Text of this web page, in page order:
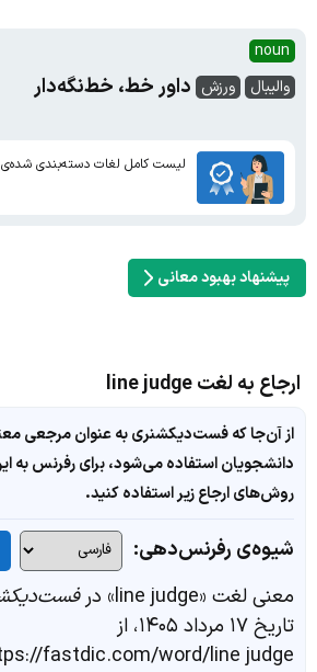
noun
والیبال
ورزش داور خط، خط‌نگه‌دار
لیست کامل لغات دسته‌بندی شده‌ی
پیشنهاد بهبود معانی
ارجاع به لغت line judge
از آن‌جا که فست‌دیکشنری به عنوان مرجعی
دانشجویان استفاده می‌شود، برای رفرنس به
روش‌های ارجاع زیر استفاده کنید.
شیوه‌ی رفرنس‌دهی:
معنی لغت «line judge» در
تاریخ ۱۷ مرداد ۱۴۰۵، از
fastdic.com/word/line judge